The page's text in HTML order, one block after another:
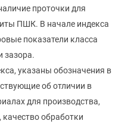
проточки для
ПШК. В начале индекса
показатели класса
зазора.
указаны обозначения в
об отличии в
для производства,
обработки